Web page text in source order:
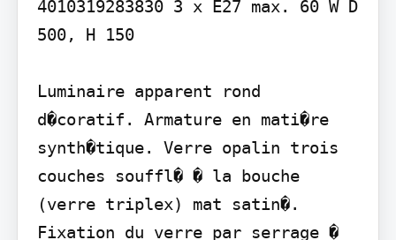
4010319283830 3 x E27 max. 60 W D
500, H 150
Luminaire apparent rond
d�coratif. Armature en mati�re
synth�tique. Verre opalin trois
couches souffl� � la bouche
(verre triplex) mat satin�.
Fixation du verre par serrage �